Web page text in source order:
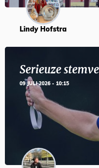
Lindy Hofstra
Serieuze
09 JULI 2026 - 10:15